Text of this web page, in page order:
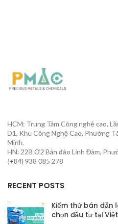
HCM: Trung Tâm Công nghệ cao,
D1, Khu Công Nghệ Cao, Phường
Minh.
HN: 22B Ơ2 Bán đảo Linh Đàm,
(+84) 938 085 278
RECENT POSTS
Kiểm thử bán dẫn
chọn đầu tư tại